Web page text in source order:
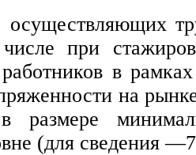
осуществляющих
при
работников в
на рынке
(для сведения